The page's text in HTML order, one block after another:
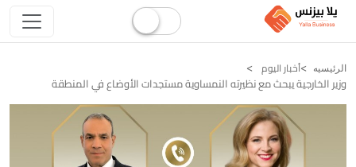
الرئيسيه أخبار اليوم
وزير الخارجية يبحث مع نظيرته النمساوية مستجدات الأوضاع في المنطقة